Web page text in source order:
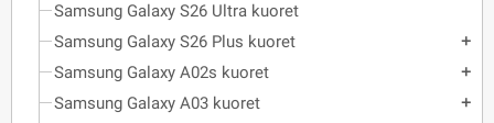
Samsung Galaxy S26 Ultra kuoret
Samsung Galaxy S26 Plus kuoret
add
Samsung Galaxy A02s kuoret add
Samsung Galaxy A03 kuoret add